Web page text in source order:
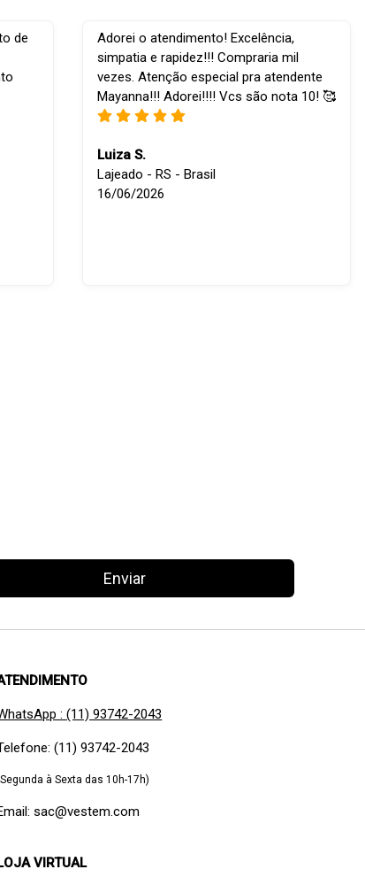
de
Adorei o atendimento! Excelência,
simpatia e rapidez!!! Compraria mil
vezes. Atenção especial pra atendente
Mayanna!!! Adorei!!!! Vcs são nota 10! 🥰
Luiza S.
Lajeado - RS - Brasil
16/06/2026
Enviar
: (11) 93742-2043
(11) 93742-2043
à Sexta das 10h-17h)
sac@vestem.com
VIRTUAL